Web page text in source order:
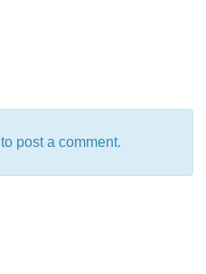
to post a comment.